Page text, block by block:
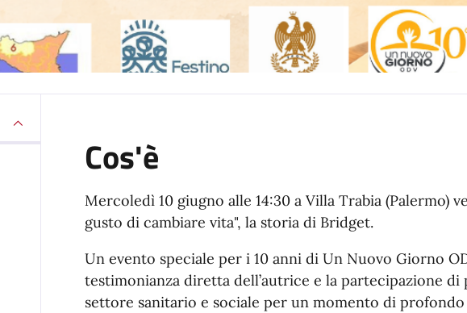
Cos'è
Mercoledì 10 giugno alle 14:30 a Villa Trabia (Palermo)
gusto di cambiare vita", la storia di Bridget.
Un evento speciale per i 10 anni di Un Nuovo Giorno
testimonianza diretta dell’autrice e la partecipazione di
settore sanitario e sociale per un momento di